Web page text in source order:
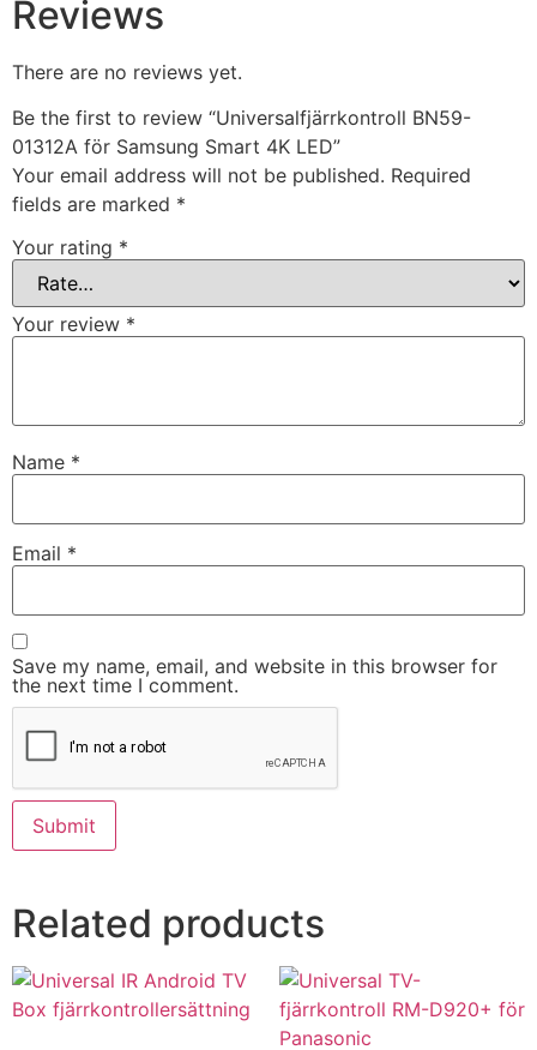
Reviews
There are no reviews yet.
Be the first to review “Universalfjärrkontroll BN59-
01312A för Samsung Smart 4K LED”
Your email address will not be published. Required
fields are marked *
Your rating *
Your review *
Name *
Email *
Save my name, email, and website in this browser for
the next time I comment.
Related products